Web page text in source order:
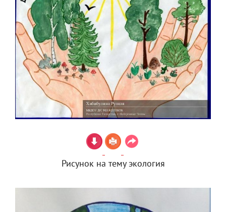
Рисунок на тему экология